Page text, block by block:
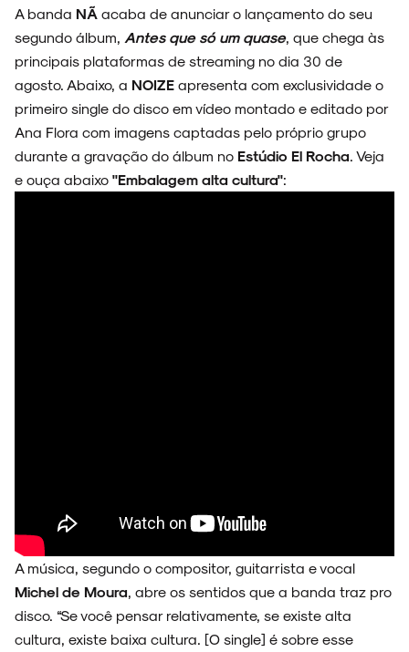
ARQUIVO
NOVIDADES
NOIZE RECORD CLUB
A banda NÃ acaba de anunciar o lançamento do seu
segundo álbum, Antes que só um quase, que chega às
principais plataformas de streaming no dia 30 de
agosto. Abaixo, a NOIZE apresenta com exclusividade o
primeiro single do disco em vídeo montado e editado por
Ana Flora com imagens captadas pelo próprio grupo
durante a gravação do álbum no Estúdio El Rocha . Veja
e ouça abaixo "Embalagem alta cultura":
A música, segundo o compositor, guitarrista e vocal
Michel de Moura , abre os sentidos que a banda traz pro
disco. “Se você pensar relativamente, se existe alta
cultura, existe baixa cultura. [O single] é sobre esse